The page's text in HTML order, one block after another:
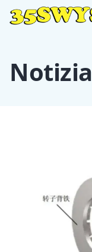
Notizia